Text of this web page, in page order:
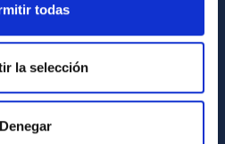
todas
la selección
Denegar